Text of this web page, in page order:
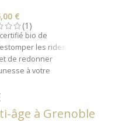
€
(1)
bio de
les rides,
de redonner
à votre
âge à Grenoble